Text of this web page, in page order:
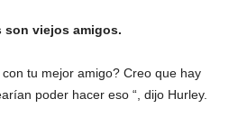
son viejos amigos.
tu mejor amigo? Creo que hay
poder hacer eso “, dijo Hurley.